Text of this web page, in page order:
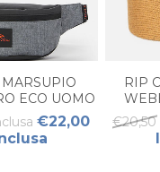
ECO UOMO
€22,00
RIP
€20,50